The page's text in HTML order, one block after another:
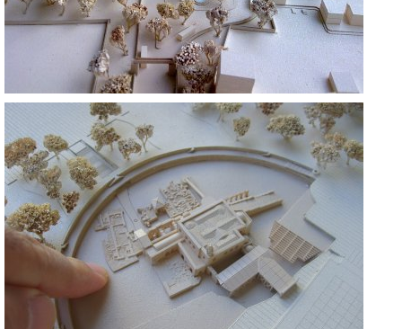
AZİZ NICHOLAOS DEMRE
ANTALYA